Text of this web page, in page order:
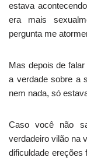
estava
era mais
pergunta me
Mas depois de
a verdade sobre a
nem nada, só
Caso você não
verdadeiro vilão na
dificuldade ereções